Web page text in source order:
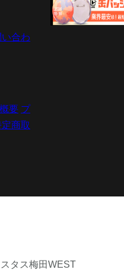
い合わ
要 プ
商取
タス梅田WEST